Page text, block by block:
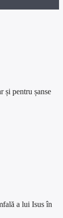
și pentru șanse
a lui Isus în